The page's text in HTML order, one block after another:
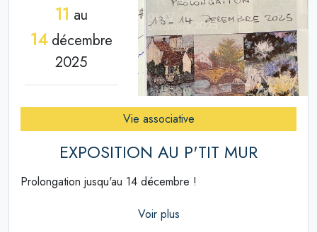
11 au
14décembre
2025
Vie associative
EXPOSITION AU P'TIT MUR
Prolongation jusqu'au 14 décembre !
Voir plus